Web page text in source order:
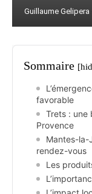
Guillaume Gelipera
Sommaire
favorable
Trets : une
Provence
Mantes-la-
rendez-vous
Les